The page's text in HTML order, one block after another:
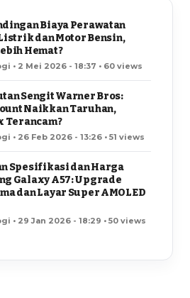
Biaya Perawatan
dan Motor Bensin,
Hemat?
• 2 Mei 2026 - 18:37 • 60 views
Sengit Warner Bros:
Naikkan Taruhan,
• 26 Feb 2026 - 13:26 • 51 views
Spesifikasi dan Harga
Galaxy A57: Upgrade
dan Layar Super AMOLED
• 29 Jan 2026 - 18:29 • 50 views